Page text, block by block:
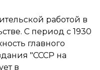
работой в
С период с 1930
главного
"СССР на
в